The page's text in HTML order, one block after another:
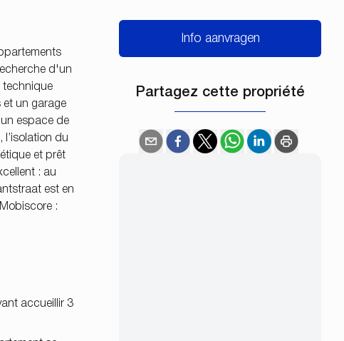
d'un
technique
et un garage
espace de
l’isolation du
et prêt
: au
est en
:
accueillir 3
Info aanvragen
Partagez cette propriété